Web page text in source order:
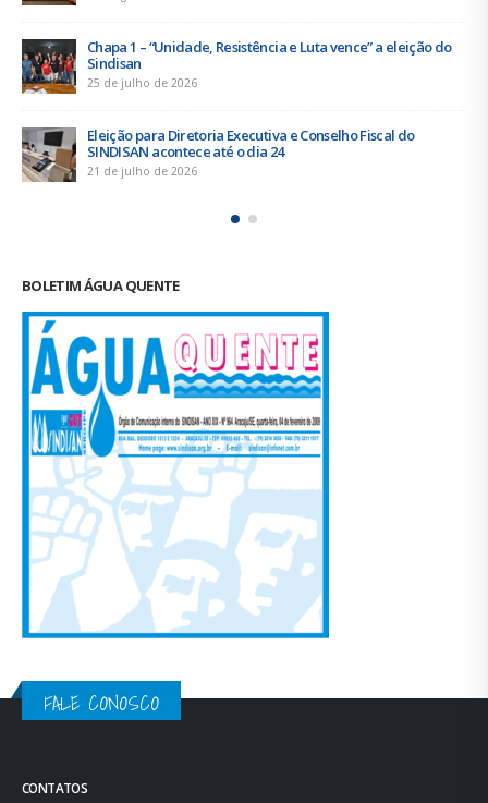
Chapa 1 – “Unidade, Resistência e Luta vence” a eleição do
Sindisan
25 de julho de 2026
Eleição para Diretoria Executiva e Conselho Fiscal do
SINDISAN acontece até o dia 24
21 de julho de 2026
BOLETIM ÁGUA QUENTE
FALE CONOSCO
CONTATOS